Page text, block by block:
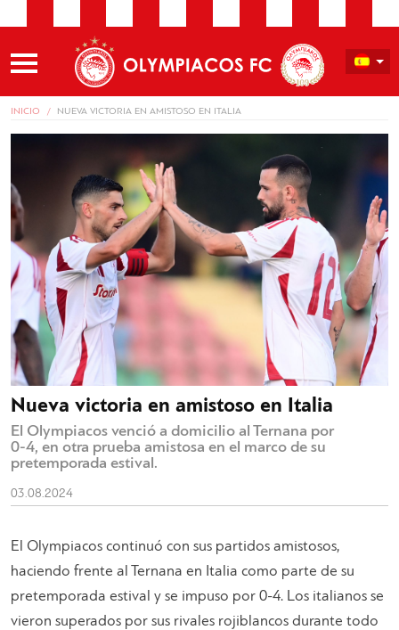
INICIO NUEVA VICTORIA EN AMISTOSO EN ITALIA
Nueva victoria en amistoso en Italia
El Olympiacos venció a domicilio al Ternana por
0-4, en otra prueba amistosa en el marco de su
pretemporada estival.
03.08.2024
El Olympiacos continuó con sus partidos amistosos,
haciendo frente al Ternana en Italia como parte de su
pretemporada estival y se impuso por 0-4. Los italianos se
vieron superados por sus rivales rojiblancos durante todo